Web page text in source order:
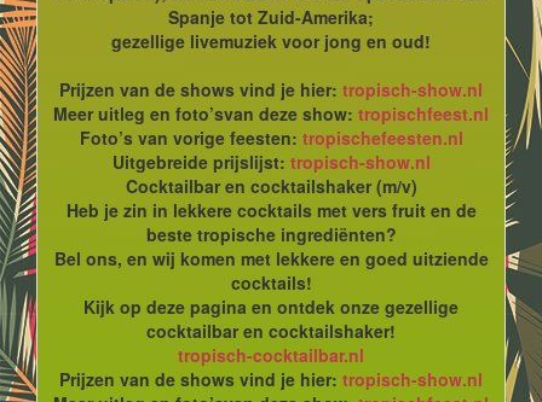
Spanje tot Zuid-Amerika;
gezellige livemuziek voor jong en oud!
Prijzen van de shows vind je hier: tropisch-show.nl
Meer uitleg en foto’svan deze show: tropischfeest.nl
Foto’s van vorige feesten: tropischefeesten.nl
Uitgebreide prijslijst: tropisch-show.nl
Cocktailbar en cocktailshaker (m/v)
Heb je zin in lekkere cocktails met vers fruit en de
beste tropische ingrediënten?
Bel ons, en wij komen met lekkere en goed uitziende
cocktails!
Kijk op deze pagina en ontdek onze gezellige
cocktailbar en cocktailshaker!
tropisch-cocktailbar.nl
Prijzen van de shows vind je hier: tropisch-show.nl